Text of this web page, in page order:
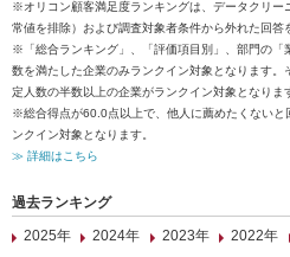
※オリコン顧客満足度ランキングは、データクリー
常値を排除）および調査対象者条件から外れた回答
※「総合ランキング」、「評価項目別」、部門の「
数を満たした企業のみランクイン対象となります
定人数の半数以上の企業がランクイン対象となりま
※総合得点が60.0点以上で、他人に薦めたくないと
ンクイン対象となります。
≫ 詳細はこちら
過去ランキング
2025年
2024年 2023年 2022年